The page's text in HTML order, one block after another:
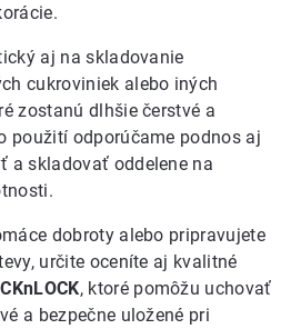
aj na skladovanie
cukroviniek alebo iných
zostanú dlhšie čerstvé a
použití odporúčame podnos aj
a skladovať oddelene na
dobroty alebo pripravujete
určite oceníte aj kvalitné
, ktoré pomôžu uchovať
a bezpečne uložené pri